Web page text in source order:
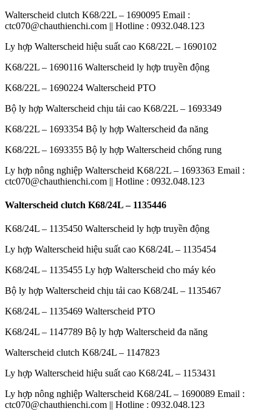
Walterscheid clutch K68/22L – 1690095 Email :
ctc070@chauthienchi.com || Hotline : 0932.048.123
Ly hợp Walterscheid hiệu suất cao K68/22L – 1690102
K68/22L – 1690116 Walterscheid ly hợp truyền động
K68/22L – 1690224 Walterscheid PTO
Bộ ly hợp Walterscheid chịu tải cao K68/22L – 1693349
K68/22L – 1693354 Bộ ly hợp Walterscheid đa năng
K68/22L – 1693355 Bộ ly hợp Walterscheid chống rung
Ly hợp nông nghiệp Walterscheid K68/22L – 1693363 Email :
ctc070@chauthienchi.com || Hotline : 0932.048.123
Walterscheid clutch K68/24L – 1135446
K68/24L – 1135450 Walterscheid ly hợp truyền động
Ly hợp Walterscheid hiệu suất cao K68/24L – 1135454
K68/24L – 1135455 Ly hợp Walterscheid cho máy kéo
Bộ ly hợp Walterscheid chịu tải cao K68/24L – 1135467
K68/24L – 1135469 Walterscheid PTO
K68/24L – 1147789 Bộ ly hợp Walterscheid đa năng
Walterscheid clutch K68/24L – 1147823
Ly hợp Walterscheid hiệu suất cao K68/24L – 1153431
Ly hợp nông nghiệp Walterscheid K68/24L – 1690089 Email :
ctc070@chauthienchi.com || Hotline : 0932.048.123